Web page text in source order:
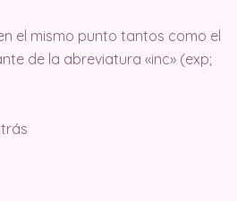
el mismo punto tantos como el
de la abreviatura «inc» (exp;